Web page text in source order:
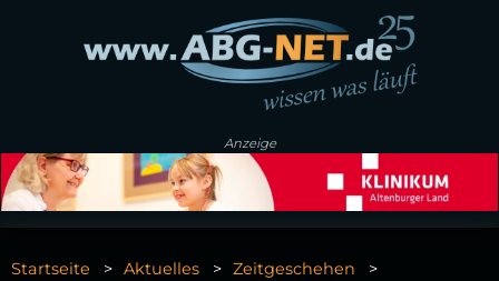
Anzeige
Startseite Aktuelles
Zeitgeschehen